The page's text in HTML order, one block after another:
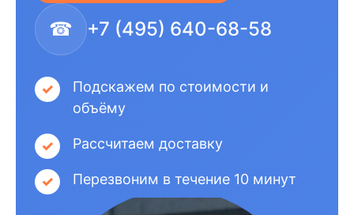
☎ +7 (495) 640-68-58
Подскажем по стоимости и
объёму
Рассчитаем доставку
Перезвоним в течение 10 минут